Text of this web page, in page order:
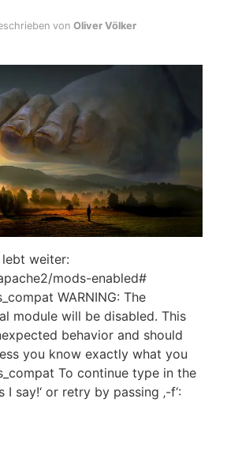
von Oliver Völker
weiter:
mods-enabled#
WARNING: The
module will be disabled. This
behavior and should
you know exactly what you
To continue type in the
I say!‘ or retry by passing ‚-f‘: